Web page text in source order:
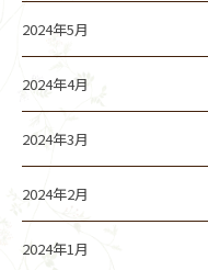
2024年5月
2024年4月
2024年3月
2024年2月
2024年1月